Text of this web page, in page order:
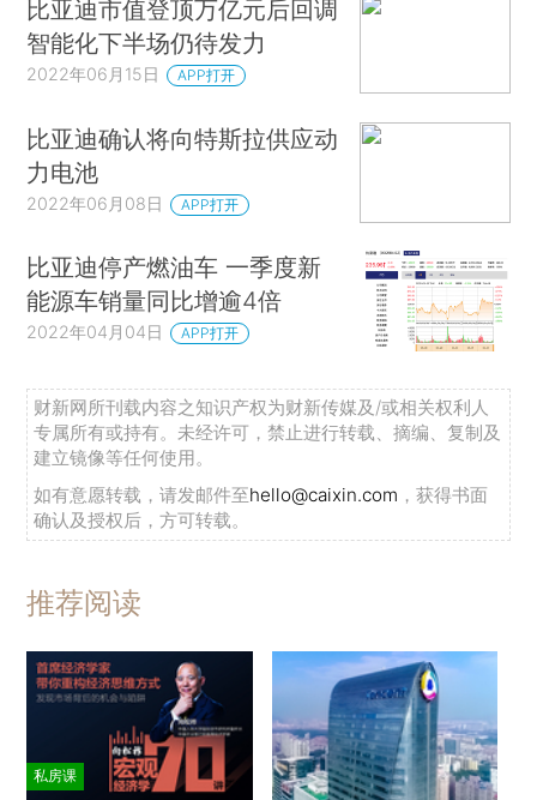
比亚迪市值登顶万亿元后回调
智能化下半场仍待发力
2022年06月15日 APP打开
比亚迪确认将向特斯拉供应动
力电池
2022年06月08日 APP打开
比亚迪停产燃油车 一季度新
能源车销量同比增逾4倍
2022年04月04日 APP打开
财新网所刊载内容之知识产权为财新传媒及/或相关权利人
专属所有或持有。未经许可，禁止进行转载、摘编、复制及
建立镜像等任何使用。
如有意愿转载，请发邮件至hello@caixin.com ，获得书面
确认及授权后，方可转载。
推荐阅读
私房课